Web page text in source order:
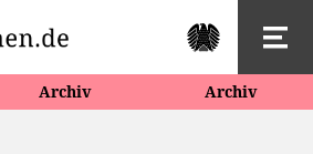
Archiv Archiv